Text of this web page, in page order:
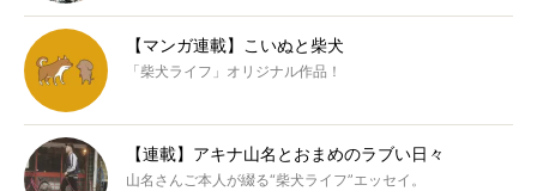
【マンガ連載】こいぬと柴犬
「柴犬ライフ」オリジナル作品！
【連載】アキナ山名とおまめのラブい日々
山名さんご本人が綴る“柴犬ライフ”エッセイ。